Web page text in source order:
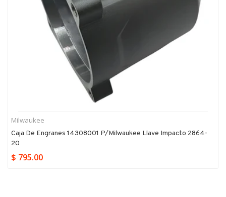
Milwaukee
Caja De Engranes 14308001 P/milwaukee Llave Impacto 2864-
20
$ 795.00